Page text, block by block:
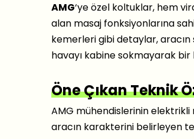
AMG‘ye özel koltuklar, hem
alan masaj fonksiyonlarına
kemerleri gibi detaylar, aracın
havayı kabine sokmayarak
Öne Çıkan Teknik
AMG mühendislerinin elektrikli
aracın karakterini belirleyen